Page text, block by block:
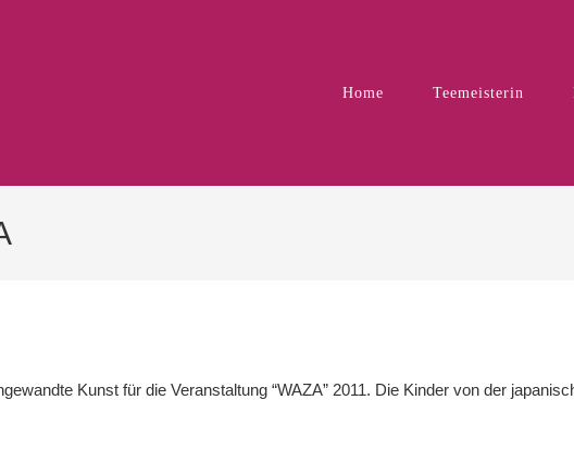
Home Teemeisterin
Kunst für die Veranstaltung “WAZA” 2011. Die Kinder von der